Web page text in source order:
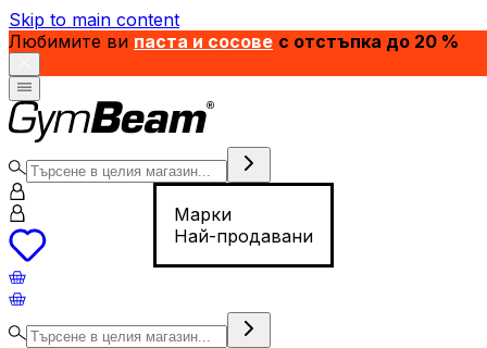
Skip to main content
Любимите ви паста и сосове с отстъпка до 20 %
Марки
Най-продавани